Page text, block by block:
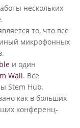
нескольких
то, что все
микрофонных
и один
Wall. Все
Stem Hub.
как в больших
конференц-